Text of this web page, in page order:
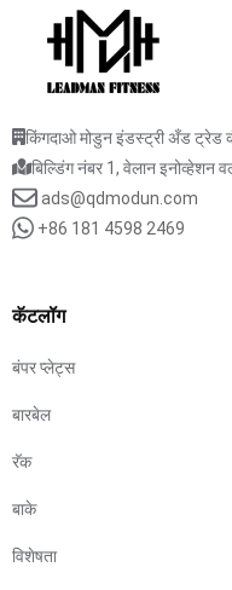
किंगदाओ मोडुन इंडस्ट्री अँड ट्रेड
बिल्डिंग नंबर 1, वेलान इनोव्हेशन
ads@qdmodun.com
+86 181 4598 2469
कॅटलॉग
बंपर प्लेट्स
बारबेल
रॅक
बाके
विशेषता